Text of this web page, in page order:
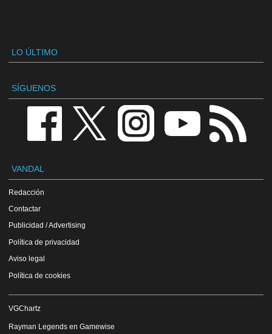
LO ÚLTIMO
SÍGUENOS
VANDAL
Redacción
Contactar
Publicidad / Advertising
Política de privacidad
Aviso legal
Política de cookies
VGChartz
Rayman Legends en Gamewise